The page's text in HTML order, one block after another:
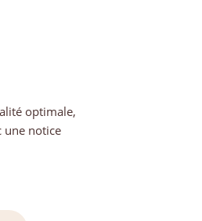
optimale,
une notice